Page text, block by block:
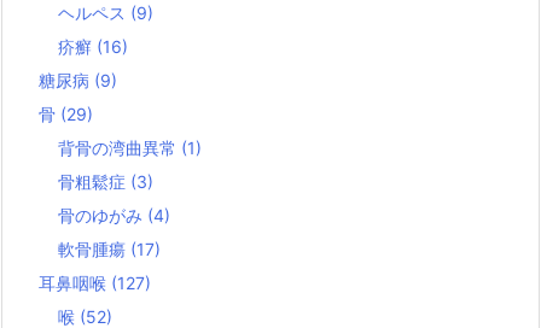
ヘルペス (9)
疥癬 (16)
糖尿病 (9)
骨 (29)
背骨の湾曲異常 (1)
骨粗鬆症 (3)
骨のゆがみ (4)
軟骨腫瘍 (17)
耳鼻咽喉 (127)
喉 (52)